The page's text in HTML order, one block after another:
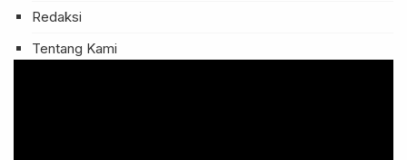
Redaksi
Tentang Kami